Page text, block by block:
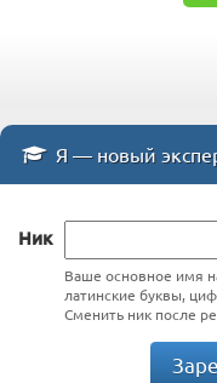
Я — новый
Ник
Ваше основное имя
латинские буквы,
Сменить ник после